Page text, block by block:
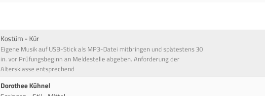
Kostüm - Kür
Eigene Musik auf USB-Stick als MP3-Datei mitbringen und spätestens 30
in. vor Prüfungsbeginn an Meldestelle abgeben. Anforderung der
Altersklasse entsprechend
Dorothee Kühnel